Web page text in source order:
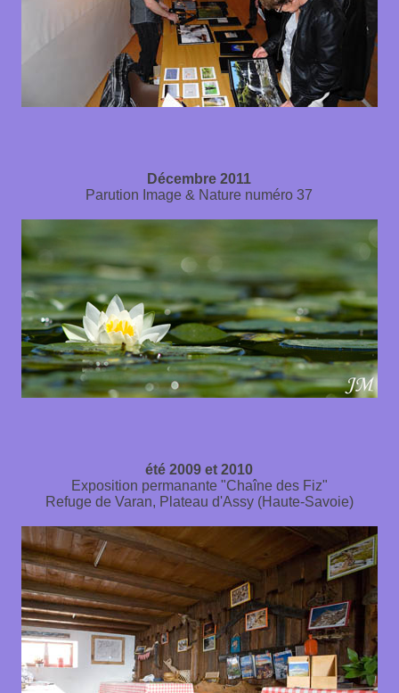
Décembre 2011
Parution Image & Nature numéro 37
été 2009 et 2010
Exposition permanante "Chaîne des Fiz"
Refuge de Varan, Plateau d'Assy (Haute-Savoie)